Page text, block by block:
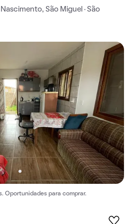
São Miguel · São
Oportunidades para comprar.